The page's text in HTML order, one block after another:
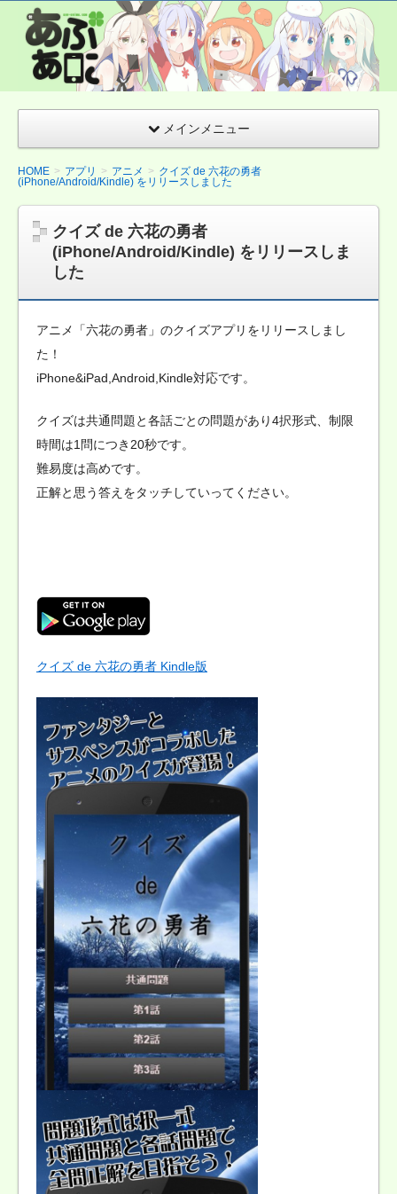
あぷあに(Appア
ニメ)
Android&iPhone
アニメクイズ ま
メインメニュー
HOME アプリ アニメ
クイズ de 六花の勇者
(iPhone/Android/Kindle) をリリースしました
クイズ de 六花の勇者
(iPhone/Android/Kindle) をリリースしま
した
アニメ「六花の勇者」のクイズアプリをリリースしまし
た！
iPhone&iPad,Android,Kindle対応です。
クイズは共通問題と各話ごとの問題があり4択形式、制限
時間は1問につき20秒です。
難易度は高めです。
正解と思う答えをタッチしていってください。
クイズ de 六花の勇者 Kindle版